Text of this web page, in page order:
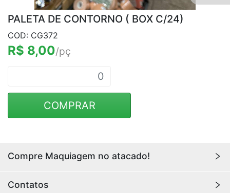
PALETA DE CONTORNO ( BOX C/24)
COD: CG372
R$ 8,00/pç
COMPRAR
Compre Maquiagem no atacado!
com os melhores preços. Acesse a loja da
Contatos